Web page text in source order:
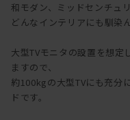
和モダン、ミッドセンチュ
どんなインテリアにも馴染
大型TVモニタの設置を想定
ますので、
約100kgの大型TVにも充分
ドです。